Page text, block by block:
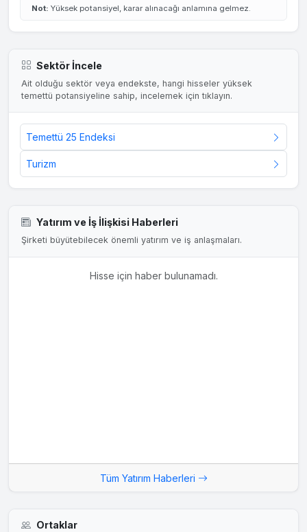
Not: Yüksek potansiyel, karar alınacağı anlamına gelmez.
Sektör İncele
Ait olduğu sektör veya endekste, hangi hisseler yüksek
temettü potansiyeline sahip, incelemek için tıklayın.
Temettü 25 Endeksi
Turizm
Yatırım ve İş İlişkisi Haberleri
Şirketi büyütebilecek önemli yatırım ve iş anlaşmaları.
Hisse için haber bulunamadı.
Tüm Yatırım Haberleri
Ortaklar